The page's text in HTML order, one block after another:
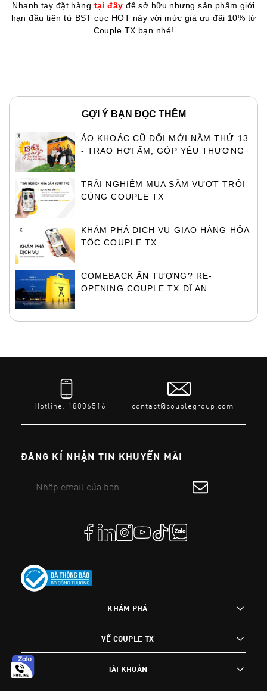
Nhanh tay đặt hàng tại đây để sở hữu nhưng sản phẩm giới
hạn đầu tiên từ BST cực HOT này với mức giá ưu đãi 10% từ
Couple TX bạn nhé!
GỢI Ý BẠN ĐỌC THÊM
ÁO KHOÁC CŨ ĐỔI MỚI NĂM THỨ 13
- TRAO HƠI ẤM, GÓP YÊU THƯƠNG
TRẢI NGHIỆM MUA SẮM VƯỢT TRỘI
CÙNG COUPLE TX
KHÁM PHÁ DỊCH VỤ GIAO HÀNG HỎA
TỐC COUPLE TX
COMEBACK ẤN TƯỢNG? RE-
OPENING COUPLE TX DĨ AN
Hotline: 18006516 contact@couplegroup.com
ĐĂNG KÍ NHẬN TIN KHUYẾN MÃI
KHÁM PHÁ
VỀ COUPLE TX
TÀI KHOẢN